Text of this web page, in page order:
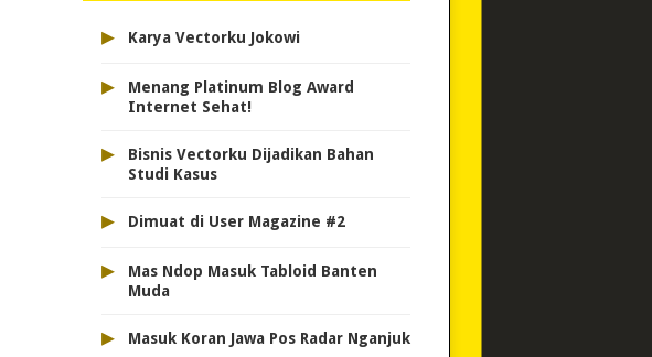
▸ Karya Vectorku Jokowi
▸
Menang Platinum Blog Award
Internet Sehat!
▸
Bisnis Vectorku Dijadikan Bahan
Studi Kasus
▸ Dimuat di User Magazine #2
▸
Mas Ndop Masuk Tabloid Banten
Muda
▸ Masuk Koran Jawa Pos Radar Nganjuk